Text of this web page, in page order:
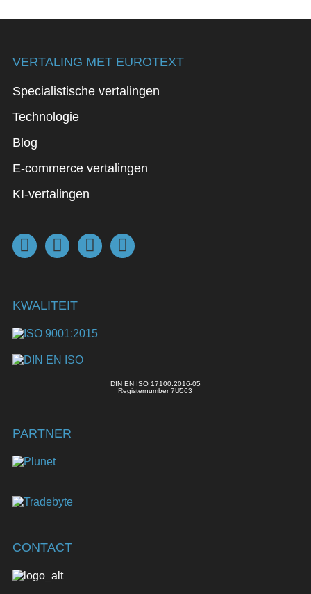
VERTALING MET EUROTEXT
Specialistische vertalingen
Technologie
Blog
E-commerce vertalingen
KI-vertalingen
KWALITEIT
DIN EN ISO 17100:2016-05
Registernumber 7U563
PARTNER
CONTACT